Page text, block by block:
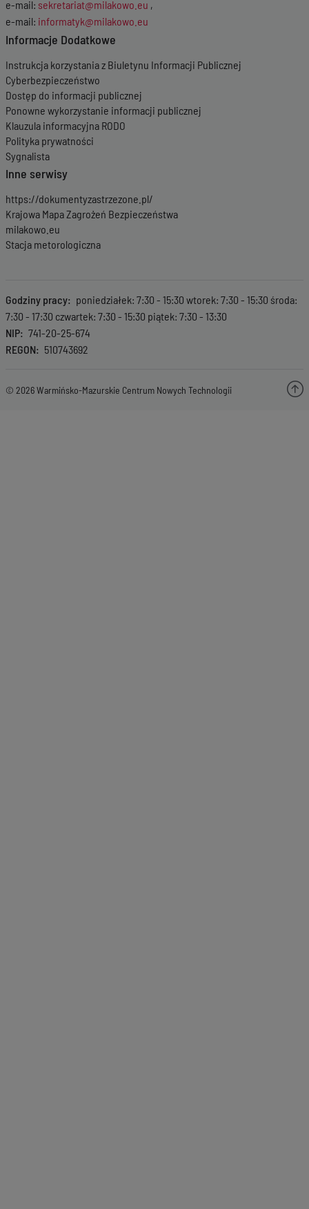
e-mail: sekretariat@milakowo.eu ,
e-mail: informatyk@milakowo.eu
Informacje Dodatkowe
Instrukcja korzystania z Biuletynu Informacji Publicznej
Cyberbezpieczeństwo
Dostęp do informacji publicznej
Ponowne wykorzystanie informacji publicznej
Klauzula informacyjna RODO
Polityka prywatności
Sygnalista
Inne serwisy
https://dokumentyzastrzezone.pl/
Krajowa Mapa Zagrożeń Bezpieczeństwa
milakowo.eu
Stacja metorologiczna
Godziny pracy
poniedziałek: 7:30 - 15:30 wtorek: 7:30 - 15:30 środa:
7:30 - 17:30 czwartek: 7:30 - 15:30 piątek: 7:30 - 13:30
NIP
741-20-25-674
REGON
510743692
© 2026 Warmińsko-Mazurskie Centrum Nowych Technologii